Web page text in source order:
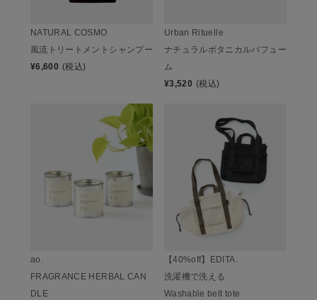
NATURAL COSMO
風流トリートメントシャンプー
¥6,600 (税込)
Urban Rituelle
ナチュラルボタニカルパフュー
ム
¥3,520 (税込)
ao.
FRAGRANCE HERBAL CAN
DLE
【40%off】EDITA.
洗濯機で洗える
Washable belt tote